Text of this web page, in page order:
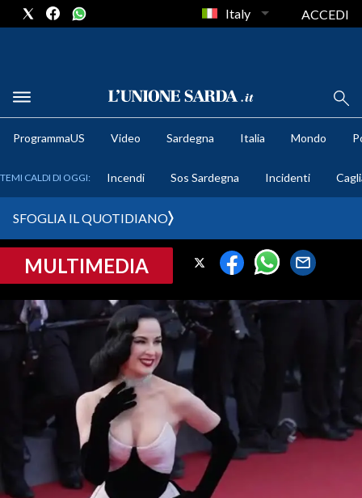
METEO
CRONACA SARDEGNA
PROVINCIA DI CAGLIARI
SULCIS IGLESIENTE
MEDIO CAMPIDANO
ORISTANO E PROVINCIA
SASSARI E PROVINCIA
GALLURA
NUORO E PROVINCIA
OGLIASTRA
Italy ACCEDI
ProgrammaUS Video Sardegna Italia Mondo
TEMI CALDI DI OGGI: Incendi Sos Sardegna Incidenti
SFOGLIA IL QUOTIDIANO
MULTIMEDIA